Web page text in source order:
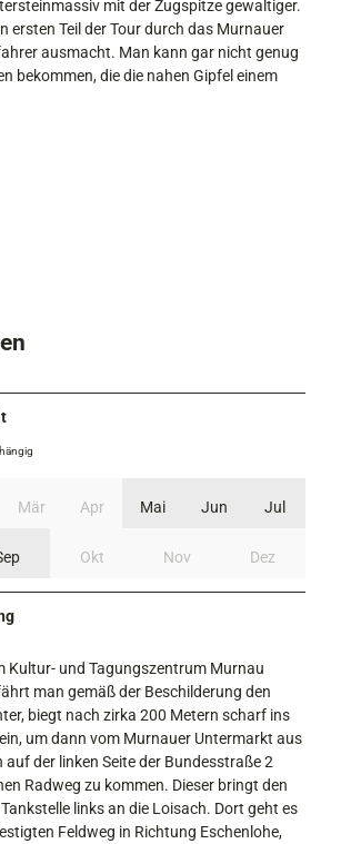
mit der Zugspitze gewaltiger.
ersten Teil der Tour durch das Murnauer
ausmacht. Man kann gar nicht genug
bekommen, die die nahen Gipfel einem
Mär Apr Mai Jun Jul
Okt Nov Dez
Kultur- und Tagungszentrum Murnau
man gemäß der Beschilderung den
biegt nach zirka 200 Metern scharf ins
um dann vom Murnauer Untermarkt aus
auf der linken Seite der Bundesstraße 2
Radweg zu kommen. Dieser bringt den
links an die Loisach. Dort geht es
Feldweg in Richtung Eschenlohe,